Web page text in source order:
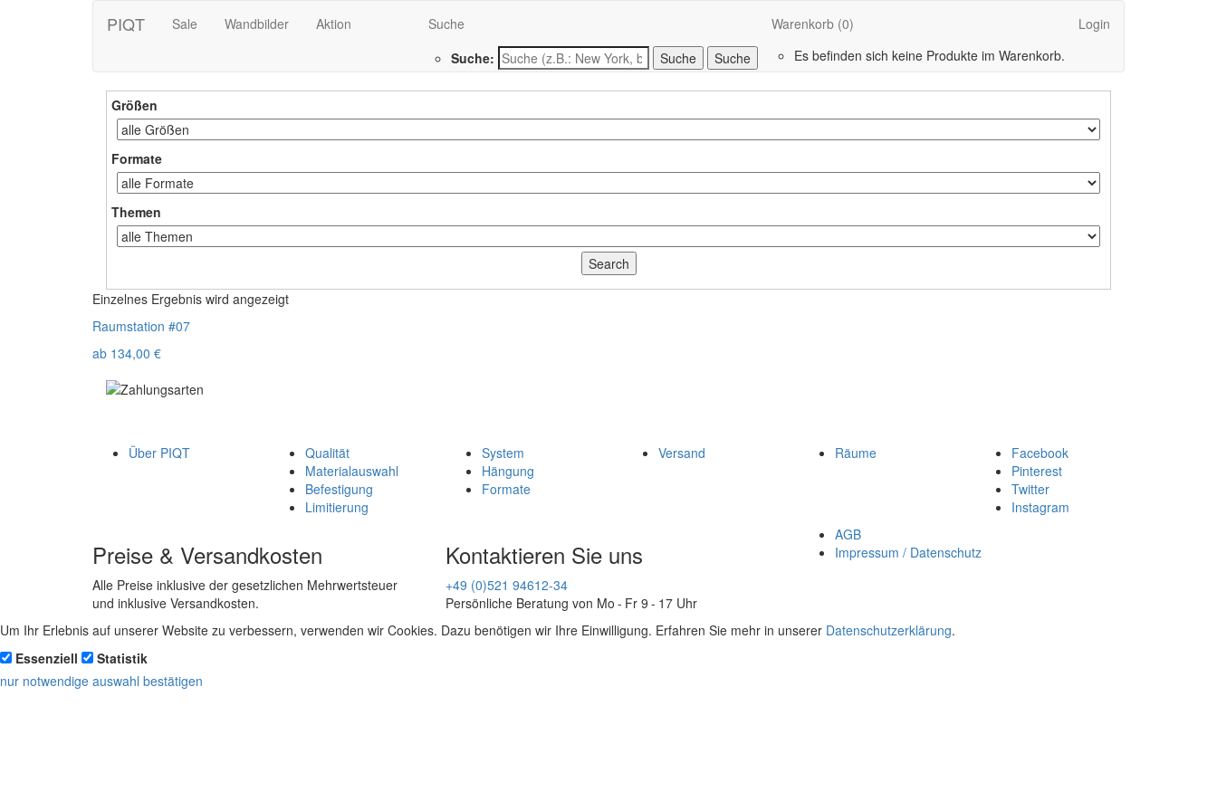
PIQT Sale Wandbilder Aktion
Suche
Suche:
Suche
Warenkorb (0)
Es befinden sich keine Produkte im Warenkorb.
Login
Größen
Formate
Themen
Einzelnes Ergebnis wird angezeigt
Raumstation #07
ab 134,00 €
Über PIQT
Qualität
Materialauswahl
Befestigung
Limitierung
System
Hängung
Formate
Versand Räume
Facebook
Pinterest
Twitter
Instagram
Preise & Versandkosten
Alle Preise inklusive der gesetzlichen Mehrwertsteuer
und inklusive Versandkosten.
Kontaktieren Sie uns
+49 (0)521 94612-34
Persönliche Beratung von Mo - Fr 9 - 17 Uhr
AGB
Impressum / Datenschutz
Um Ihr Erlebnis auf unserer Website zu verbessern, verwenden wir Cookies. Dazu benötigen wir Ihre Einwilligung. Erfahren Sie mehr in unserer Datenschutzerklärung.
Essenziell
Statistik
nur notwendige auswahl bestätigen